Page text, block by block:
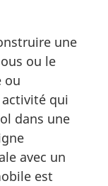
une
ou le
ou
qui
dans une
avec un
est